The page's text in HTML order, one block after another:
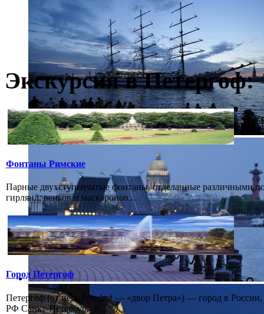
Экскурсия в Петергоф:
Фонтаны Римские
Парные двухступенчатые фонтаны, отделанные различными
гирлянд, венков и маскаронов...
Город Петергоф
Петергоф (от нем. Peterhof — «двор Петра») — город в России,
РФ Санкт-Петербург. Р...